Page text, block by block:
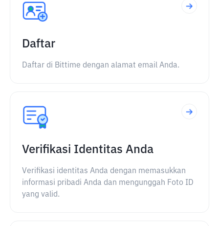
Daftar
Daftar di Bittime dengan alamat email Anda.
Verifikasi Identitas Anda
Verifikasi identitas Anda dengan memasukkan
informasi pribadi Anda dan mengunggah Foto ID
yang valid.